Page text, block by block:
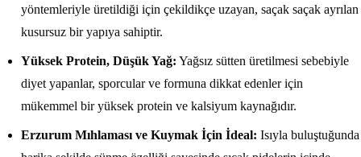
yöntemleriyle üretildiği için çekildikçe uzayan, saçak saçak ayrılan
kusursuz bir yapıya sahiptir.
Yüksek Protein, Düşük Yağ: Yağsız sütten üretilmesi sebebiyle
diyet yapanlar, sporcular ve formuna dikkat edenler için
mükemmel bir yüksek protein ve kalsiyum kaynağıdır.
Erzurum Mıhlaması ve Kuymak İçin İdeal: Isıyla buluştuğunda